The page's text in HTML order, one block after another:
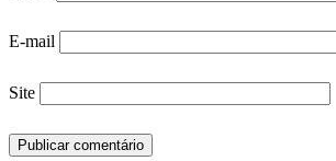
E-mail
Site